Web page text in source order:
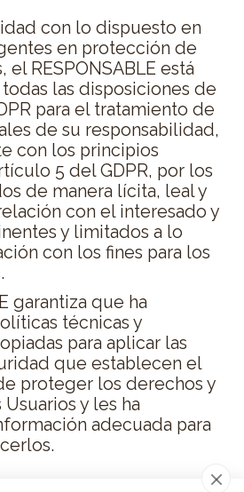
con lo dispuesto en
en protección de
el RESPONSABLE está
las disposiciones de
para el tratamiento de
de su responsabilidad,
con los principios
5 del GDPR, por los
de manera lícita, leal y
con el interesado y
y limitados a lo
con los fines para los
garantiza que ha
técnicas y
para aplicar las
que establecen el
proteger los derechos y
y les ha
adecuada para